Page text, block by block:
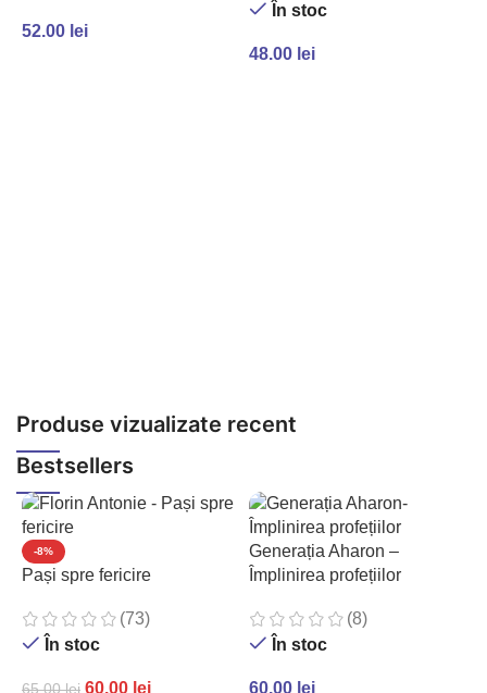
52.00 lei
În stoc
48.00 lei
Produse vizualizate recent
Bestsellers
-8%
Pași spre fericire
(73)
În stoc
65.00lei 60.00 lei
Generația Aharon –
Împlinirea profețiilor
(8)
În stoc
60.00 lei